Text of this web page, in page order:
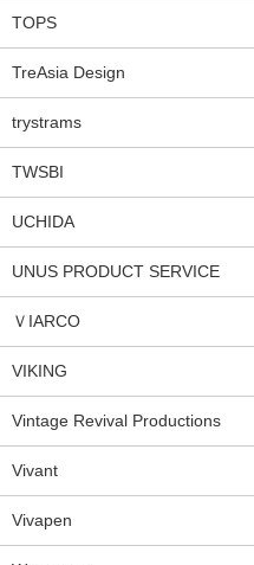
TOPS
TreAsia Design
trystrams
TWSBI
UCHIDA
UNUS PRODUCT SERVICE
ＶIARCO
VIKING
Vintage Revival Productions
Vivant
Vivapen